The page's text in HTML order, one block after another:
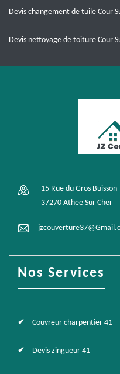
Devis changement de tuile Cour
Devis nettoyage de toiture Cour
15 Rue du Gros Buisson
37270 Athee Sur Cher
Nos Services
Couvreur charpentier 41
Devis zingueur 41